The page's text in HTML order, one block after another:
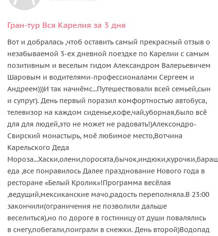
Гран-тур Вся Карелия за 3 дня
Вот и добралась ,чтоб оставить самый прекрасный отзыв о
незабываемой 3-ех дневной поездке по Карелии с самым
позитивным и веселым гидом Александром Валерьевичем
Шаровым и водителями-профессионалами Сергеем и
Андреем)))И так начнёмс...Путешествовали всей семьей,сын
и супруг). День первый поразил комфортностью автобуса,
телевизор на каждом сиденье,кофе,чай,уборная,было всё
для для людей,это не может не радовать!)Алексондро-
Свирский монастырь, моё любимое место,Вотчина
Карельского Деда
еда ,все понравилось Далее празднование Нового года в
ресторане «Белый Кролик»!Программа весёлая
,ведущий,мексиканские мачо,радость переполняла.В 23:00
закончили(ограничения не позволили дальше
веселиться),но по дороге в гостиницу от души повалялись
в снегу,побегали,поиграли в снежки. День второй)Водопад